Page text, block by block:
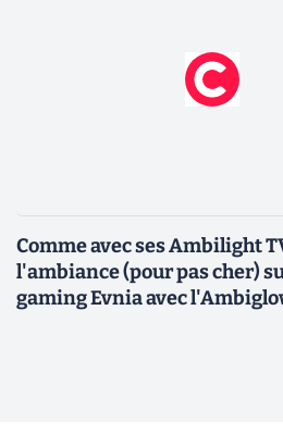
Comme avec ses Ambilight
l'ambiance (pour pas cher)
gaming Evnia avec